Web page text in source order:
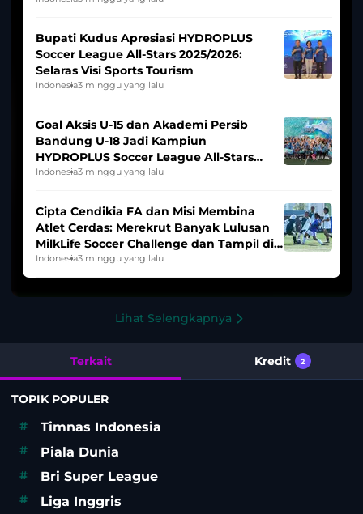
Bupati Kudus Apresiasi HYDROPLUS
Soccer League All-Stars 2025/2026:
Selaras Visi Sports Tourism
Indonesia3 minggu yang lalu
Goal Aksis U-15 dan Akademi Persib
Bandung U-18 Jadi Kampiun
HYDROPLUS Soccer League All-Stars
2025/2026
Indonesia3 minggu yang lalu
Cipta Cendikia FA dan Misi Membina
Atlet Cerdas: Merekrut Banyak Lulusan
MilkLife Soccer Challenge dan Tampil di
HYDROPLUS Soccer League
Indonesia3 minggu yang lalu
Lihat Selengkapnya
Terkait Kredit 2
TOPIK POPULER
#
Timnas Indonesia
# Piala Dunia
# Bri Super League
# Liga Inggris